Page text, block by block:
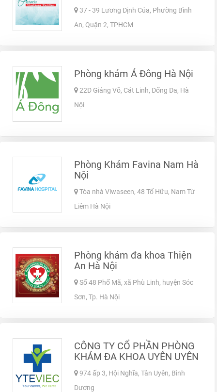
37 - 39 Lương Định Của, Phường Bình
An, Quận 2, TPHCM
Phòng khám Á Đông Hà Nội
22D Giảng Võ, Cát Linh, Đống Đa, Hà
Nội
Phòng Khám Favina Nam Hà
Nội
Tòa nhà Viwaseen, 48 Tố Hữu, Nam Từ
Liêm Hà Nội
Phòng khám đa khoa Thiện
An Hà Nội
Số 48 Phố Mã, xã Phù Linh, huyện Sóc
Sơn, Tp. Hà Nội
CÔNG TY CỔ PHẦN PHÒNG
KHÁM ĐA KHOA UYÊN UYÊN
974 ấp 3, Hội Nghĩa, Tân Uyên, Bình
Dương